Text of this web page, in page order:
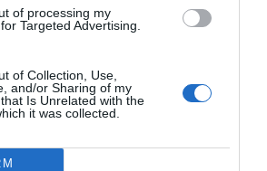
of processing my
Targeted Advertising.
of Collection, Use,
and/or Sharing of my
Is Unrelated with the
it was collected.
de la empresa. El avance
localizar a nuevas víctimas
, con un importe total defraudado
euros.